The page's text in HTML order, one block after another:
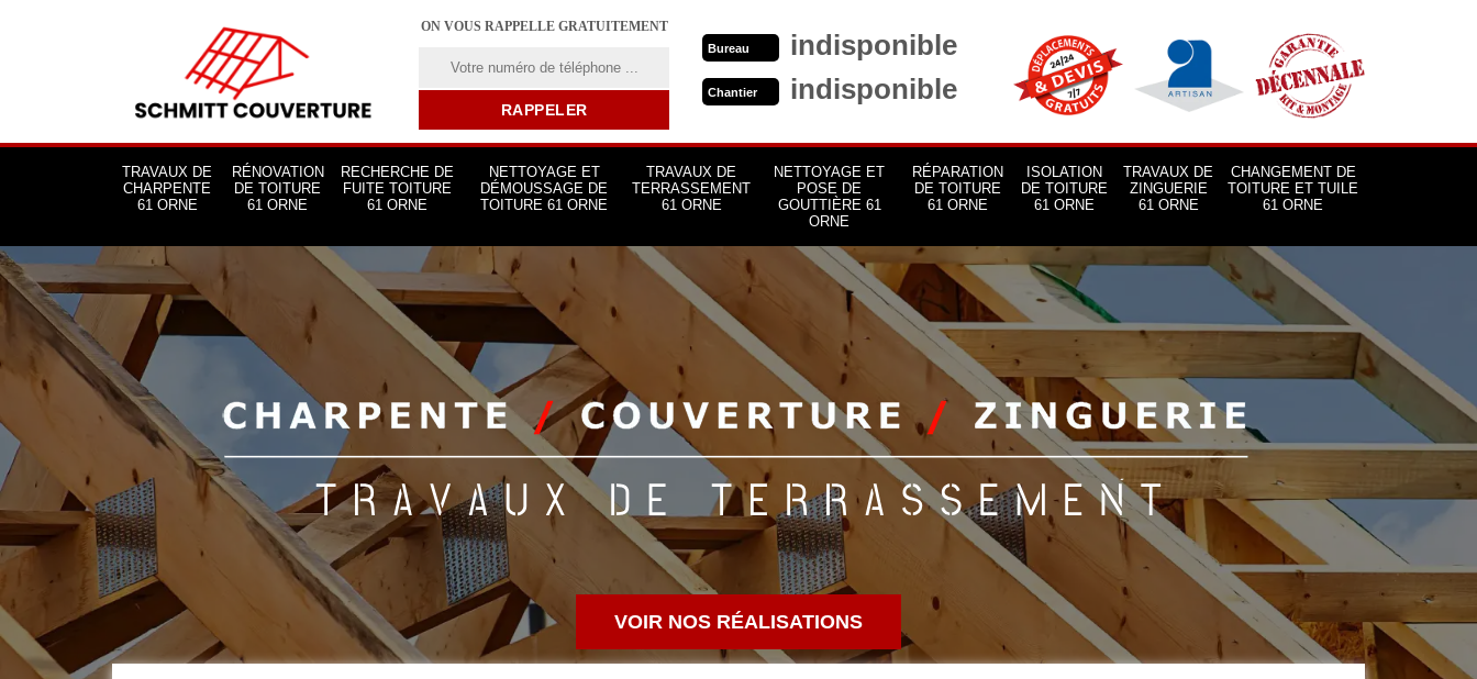
ON VOUS RAPPELLE GRATUITEMENT
Bureau indisponible
Chantier indisponible
TRAVAUX DE
CHARPENTE
61 ORNE
RÉNOVATION
DE TOITURE
61 ORNE
RECHERCHE DE
FUITE TOITURE
61 ORNE
NETTOYAGE ET
DÉMOUSSAGE DE
TOITURE 61 ORNE
TRAVAUX DE
TERRASSEMENT
61 ORNE
NETTOYAGE ET
POSE DE
GOUTTIÈRE 61
ORNE
RÉPARATION
DE TOITURE
61 ORNE
ISOLATION
DE TOITURE
61 ORNE
TRAVAUX DE
ZINGUERIE
61 ORNE
CHANGEMENT DE
TOITURE ET TUILE
61 ORNE
VOIR NOS RÉALISATIONS